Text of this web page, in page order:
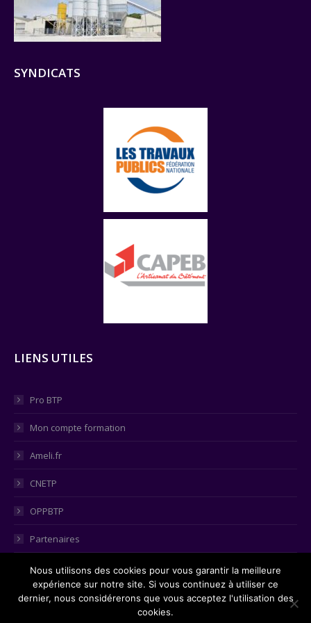
SYNDICATS
LIENS UTILES
Pro BTP
Mon compte formation
Ameli.fr
CNETP
OPPBTP
Partenaires
Consulter le tableau égalité hommes-femmes
Nous utilisons des cookies pour vous garantir la meilleure
expérience sur notre site. Si vous continuez à utiliser ce
dernier, nous considérerons que vous acceptez l'utilisation des
cookies.